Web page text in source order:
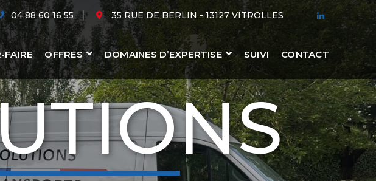
04 88 60 16 55 35 RUE DE BERLIN - 13127 VITROLLES
LINKEDIN
PROFILE
FAIRE OFFRES DOMAINES D’EXPERTISE SUIVI CONTACT